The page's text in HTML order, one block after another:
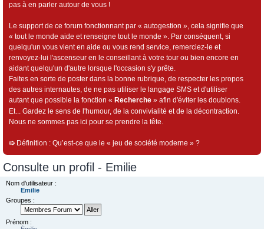
pas à en parler autour de vous !
Le support de ce forum fonctionnant par « autogestion », cela signifie que
« tout le monde aide et renseigne tout le monde ». Par conséquent, si
quelqu'un vous vient en aide ou vous rend service, remerciez-le et
renvoyez-lui l'ascenseur en le conseillant à votre tour ou bien encore en
aidant quelqu'un d'autre lorsque l'occasion s'y prête.
Faites en sorte de poster dans la bonne rubrique, de respecter les propos
des autres internautes, de ne pas utiliser le langage SMS et d'utiliser
autant que possible la fonction « Recherche » afin d'éviter les doublons.
Et... Gardez le sens de l'humour, de la convivialité et de la décontraction.
Nous ne sommes pas ici pour se prendre la tête.
➯ Définition : Qu’est-ce que le « jeu de société moderne » ?
Consulte un profil - Emilie
Nom d’utilisateur :
Emilie
Groupes :
Prénom :